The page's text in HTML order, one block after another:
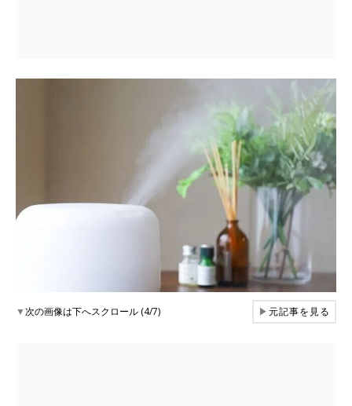
▼次の画像は下へスクロール (4/7) ▶元記事を見る